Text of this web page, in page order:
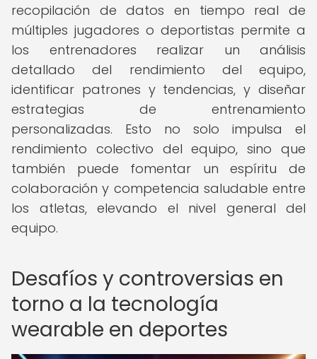
recopilación de datos en tiempo real de
múltiples jugadores o deportistas permite a
los entrenadores realizar un análisis
detallado del rendimiento del equipo,
identificar patrones y tendencias, y diseñar
estrategias de entrenamiento
personalizadas. Esto no solo impulsa el
rendimiento colectivo del equipo, sino que
también puede fomentar un espíritu de
colaboración y competencia saludable entre
los atletas, elevando el nivel general del
equipo.
Desafíos y controversias en
torno a la tecnología
wearable en deportes